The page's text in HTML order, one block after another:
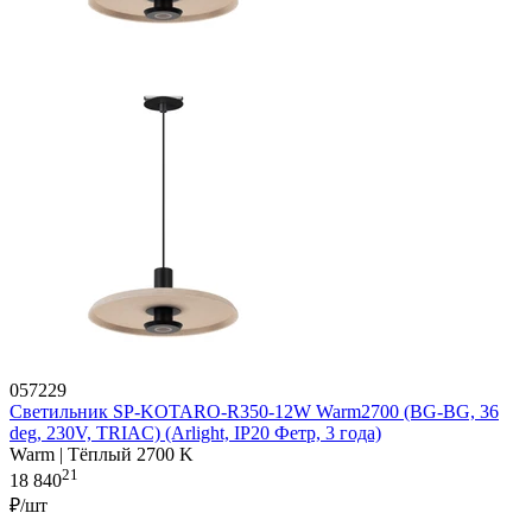
057229
Светильник SP-KOTARO-R350-12W Warm2700 (BG-BG, 36
deg, 230V, TRIAC) (Arlight, IP20 Фетр, 3 года)
Warm | Тёплый 2700 K
18 84021
₽/шт